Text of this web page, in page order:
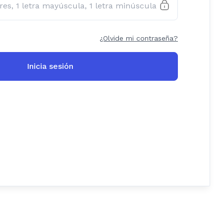
¿Olvide mi contraseña?